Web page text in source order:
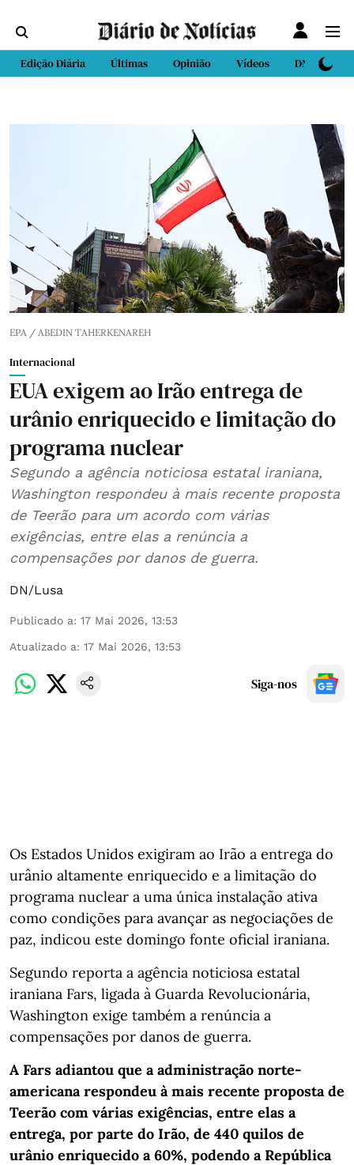
Edição Diária Últimas Opinião Vídeos DN Sport
EPA / ABEDIN TAHERKENAREH
Internacional
EUA exigem ao Irão entrega de
urânio enriquecido e limitação do
programa nuclear
Segundo a agência noticiosa estatal iraniana,
Washington respondeu à mais recente proposta
de Teerão para um acordo com várias
exigências, entre elas a renúncia a
compensações por danos de guerra.
DN/Lusa
Publicado a: 17 Mai 2026, 13:53
Atualizado a: 17 Mai 2026, 13:53
Siga-nos
Os Estados Unidos exigiram ao Irão a entrega do
urânio altamente enriquecido e a limitação do
programa nuclear a uma única instalação ativa
como condições para avançar as negociações de
paz, indicou este domingo fonte oficial iraniana.
Segundo reporta a agência noticiosa estatal
iraniana Fars, ligada à Guarda Revolucionária,
Washington exige também a renúncia a
compensações por danos de guerra.
A Fars adiantou que a administração norte-
americana respondeu à mais recente proposta de
Teerão com várias exigências, entre elas a
entrega, por parte do Irão, de 440 quilos de
urânio enriquecido a 60%, podendo a República